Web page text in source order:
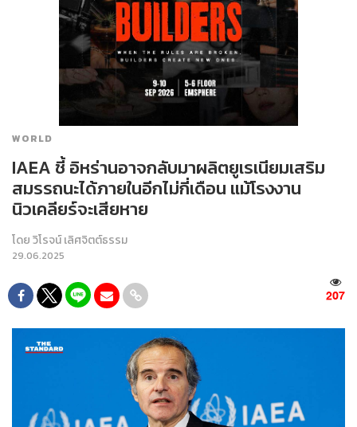
WORLD
IAEA ชี้ อิหร่านอาจกลับมาผลิตยูเรเนียมเสริม
สมรรถนะได้ภายในอีกไม่กี่เดือน แม้โรงงาน
นิวเคลียร์จะเสียหาย
โดยวิโรจน์ เลิศจิตต์ธรรม
29.06.2025
207